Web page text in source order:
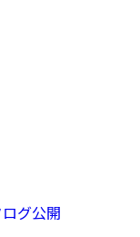
グ公開